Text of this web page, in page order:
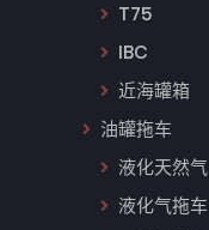
T75
IBC
近海罐箱
油罐拖车
液化天然气
液化气拖车